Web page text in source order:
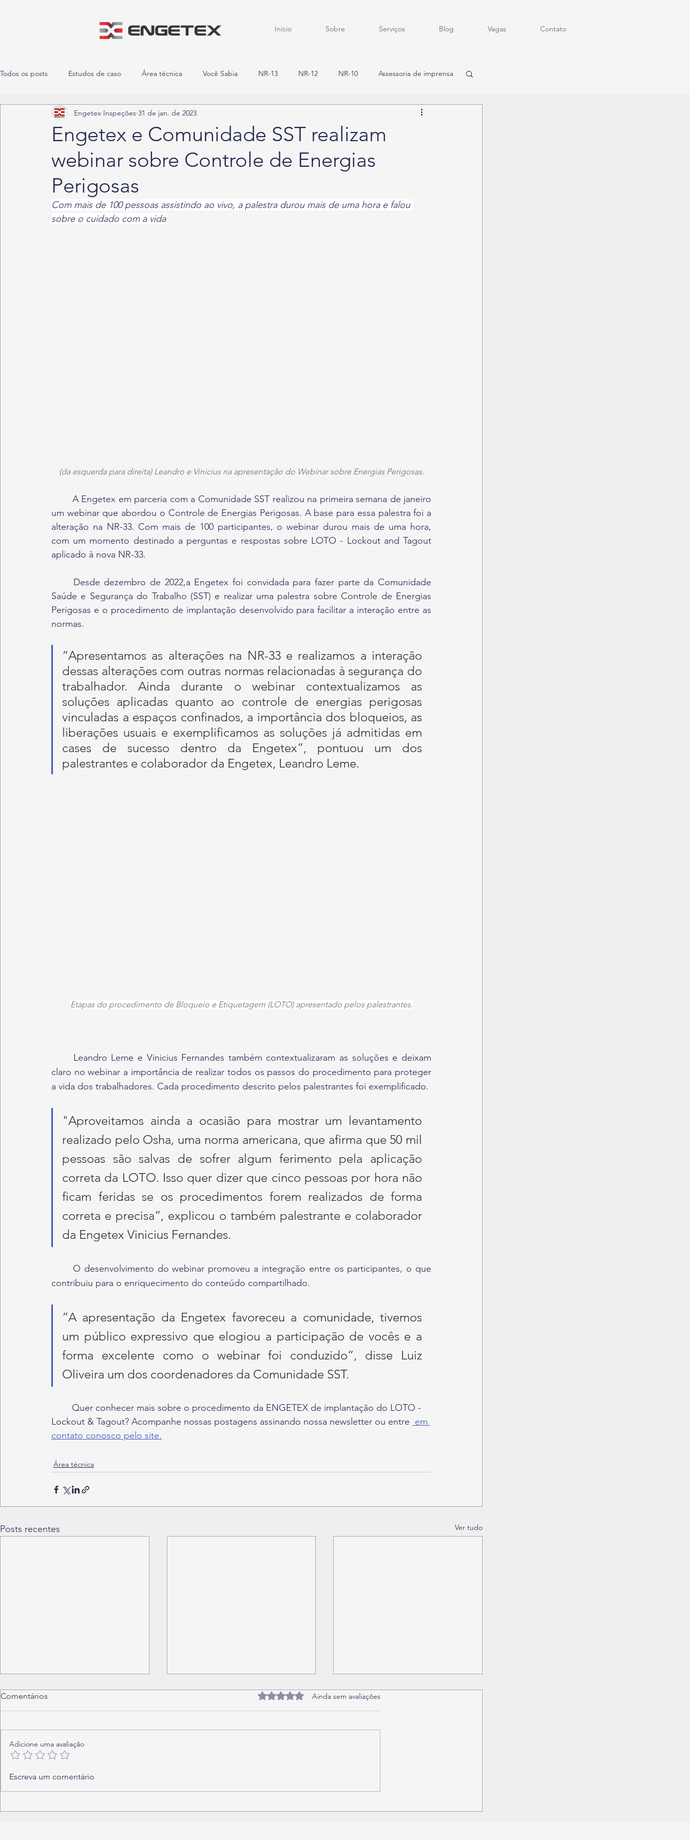
Início Sobre Serviços Blog Vagas Contato
Todos os posts Estudos de caso Área técnica Você Sabia NR-13 NR-12 NR-10 Assessoria de imprensa
Engetex e Comunidade SST realizam
webinar sobre Controle de Energias
Perigosas
Engetex Inspeções 31 de jan. de 2023
Com mais de 100 pessoas assistindo ao vivo, a palestra durou mais de uma hora e falou
sobre o cuidado com a vida
(da esquerda para direita) Leandro e Vinicius na apresentação do Webinar sobre Energias Perigosas.
um webinar que abordou o Controle de Energias Perigosas. A base para essa palestra foi a
alteração na NR-33. Com mais de 100 participantes, o webinar durou mais de uma hora,
com um momento destinado a perguntas e respostas sobre LOTO - Lockout and Tagout
aplicado à nova NR-33.
Saúde e Segurança do Trabalho (SST) e realizar uma palestra sobre Controle de Energias
Perigosas e o procedimento de implantação desenvolvido para facilitar a interação entre as
normas.
“Apresentamos as alterações na NR-33 e realizamos a interação
dessas alterações com outras normas relacionadas à segurança do
trabalhador. Ainda durante o webinar contextualizamos as
soluções aplicadas quanto ao controle de energias perigosas
vinculadas a espaços confinados, a importância dos bloqueios, as
liberações usuais e exemplificamos as soluções já admitidas em
cases de sucesso dentro da Engetex”, pontuou um dos
palestrantes e colaborador da Engetex, Leandro Leme.
Etapas do procedimento de Bloqueio e Etiquetagem (LOTO) apresentado pelos palestrantes.
claro no webinar a importância de realizar todos os passos do procedimento para proteger
a vida dos trabalhadores. Cada procedimento descrito pelos palestrantes foi exemplificado.
"Aproveitamos ainda a ocasião para mostrar um levantamento
realizado pelo Osha, uma norma americana, que afirma que 50 mil
pessoas são salvas de sofrer algum ferimento pela aplicação
correta da LOTO. Isso quer dizer que cinco pessoas por hora não
ficam feridas se os procedimentos forem realizados de forma
correta e precisa”, explicou o também palestrante e colaborador
da Engetex Vinicius Fernandes.
contribuiu para o enriquecimento do conteúdo compartilhado.
“A apresentação da Engetex favoreceu a comunidade, tivemos
um público expressivo que elogiou a participação de vocês e a
forma excelente como o webinar foi conduzido”, disse Luiz
Oliveira um dos coordenadores da Comunidade SST.
Lockout & Tagout? Acompanhe nossas postagens assinando nossa newsletter ou entre em
contato conosco pelo site.
Área técnica
Posts recentes Ver tudo
Inspeção industrial: o
Comentários Avaliado com 0 de 5 estrelas.
Ainda sem avaliações
Adicione uma avaliação
Escreva um comentário